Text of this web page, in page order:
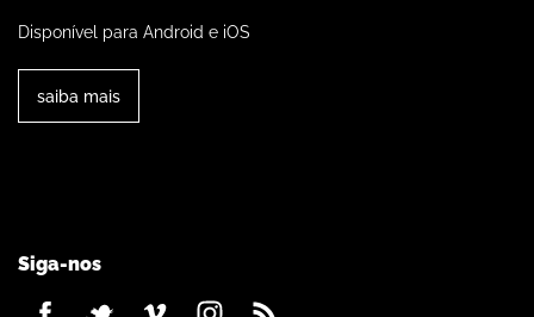
Disponível para Android e iOS
saiba mais
Siga-nos